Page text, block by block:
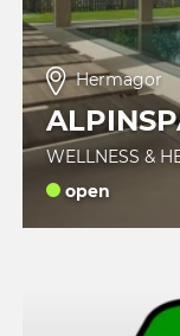
Hermagor
WELLNESS &
open